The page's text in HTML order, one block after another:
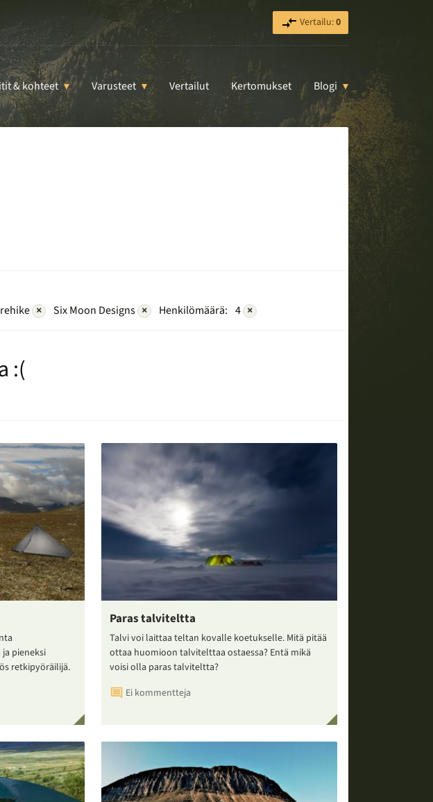
Vertailu:0
& kohteet Varusteet Vertailut Kertomukset Blogi
× Six Moon Designs × Henkilömäärä: 4 ×
:(
pieneksi
retkipyöräilijä.
Paras talviteltta
Talvi voi laittaa teltan kovalle koetukselle. Mitä pitää
ottaa huomioon talvitelttaa ostaessa? Entä mikä
voisi olla paras talviteltta?
Ei kommentteja